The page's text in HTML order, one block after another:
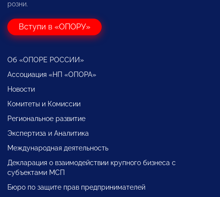
розни.
Вступи в «ОПОРУ»
Об «ОПОРЕ РОССИИ»
Ассоциация «НП «ОПОРА»
Новости
Комитеты и Комиссии
Региональное развитие
Экспертиза и Аналитика
Международная деятельность
Декларация о взаимодействии крупного бизнеса с
субъектами МСП
Бюро по защите прав предпринимателей